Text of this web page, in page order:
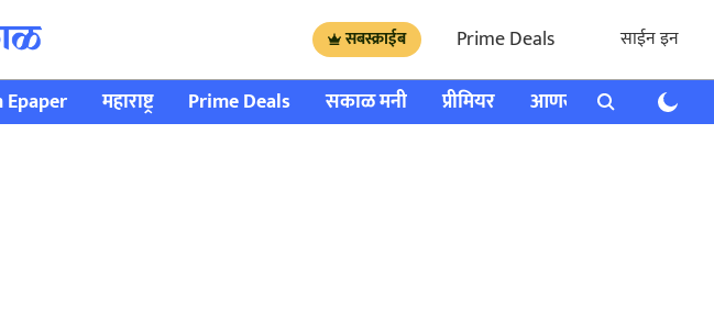
सबस्क्राईब Prime Deals साईन इन
महाराष्ट्र Prime Deals सकाळ मनी प्रीमियर आणखी राशी भविष्य